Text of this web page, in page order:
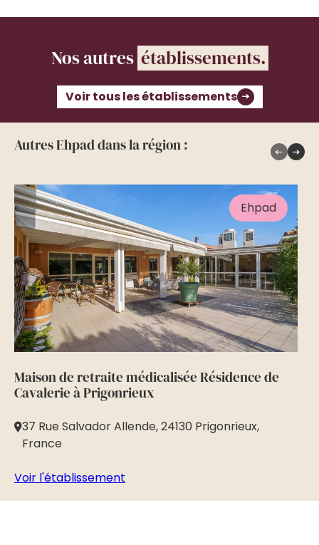
Nos autres établissements.
Voir tous les établissements
Autres Ehpad dans la région :
Ehpad
Maison de retraite médicalisée Résidence de
Cavalerie à Prigonrieux
37 Rue Salvador Allende, 24130 Prigonrieux,
France
Voir l'établissement